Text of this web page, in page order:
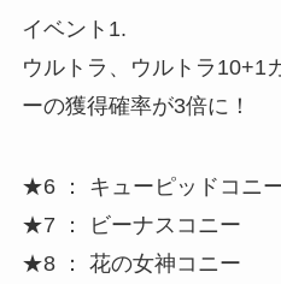
イベント1.
ウルトラ、ウルトラ10+1
ーの獲得確率が3倍に！
★6 ： キューピッドコニ
★7 ： ビーナスコニー
★8 ： 花の女神コニー